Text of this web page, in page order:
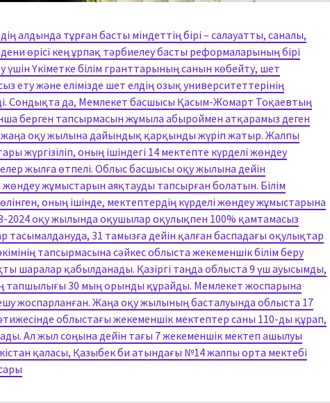
алдында тұрған басты міндеттің бірі – салауатты, саналы,
өрісі кең ұрпақ тәрбиелеу басты реформаларының бірі
үшін Үкіметке білім гранттарының санын көбейту, шет
ету және елімізде шет елдің озық университеттерінің
Сондықта да, Мемлекет басшысы Қасым-Жомарт Тоқаевтың
берген тапсырмасын жұмыла абыроймен атқарамыз деген
жаңа оқу жылына дайындық қарқынды жүріп жатыр. Жалпы
жүргізіліп, оның ішіндегі 14 мектепте күрделі жөндеу
жылға өтпелі. Облыс басшысы оқу жылына дейін
жұмыстарын аяқтауды тапсырған болатын. Білім
оның ішінде, мектептердің күрделі жөндеу жұмыстарына
2024 оқу жылында оқушылар оқулықпен 100% қамтамасыз
тасымалдануда, 31 тамызға дейін қалған баспадағы оқулықтар
тапсырмасына сәйкес облыста жекеменшік білім беру
шаралар қабылданады. Қазіргі таңда облыста 9 үш ауысымды,
тапшылығы 30 мың орынды құрайды. Мемлекет жоспарына
жоспарланған. Жаңа оқу жылының басталуында облыста 17
облыстағы жекеменшік мектептер саны 110-ды құрап,
Ал жыл соңына дейін тағы 7 жекеменшік мектеп ашылуы
қаласы, Қазыбек би атындағы №14 жалпы орта мектебі